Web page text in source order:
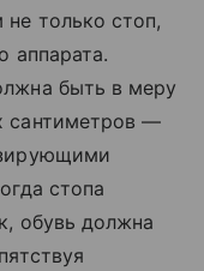
только стоп,
аппарата.
быть в меру
сантиметров —
стопа
обувь должна